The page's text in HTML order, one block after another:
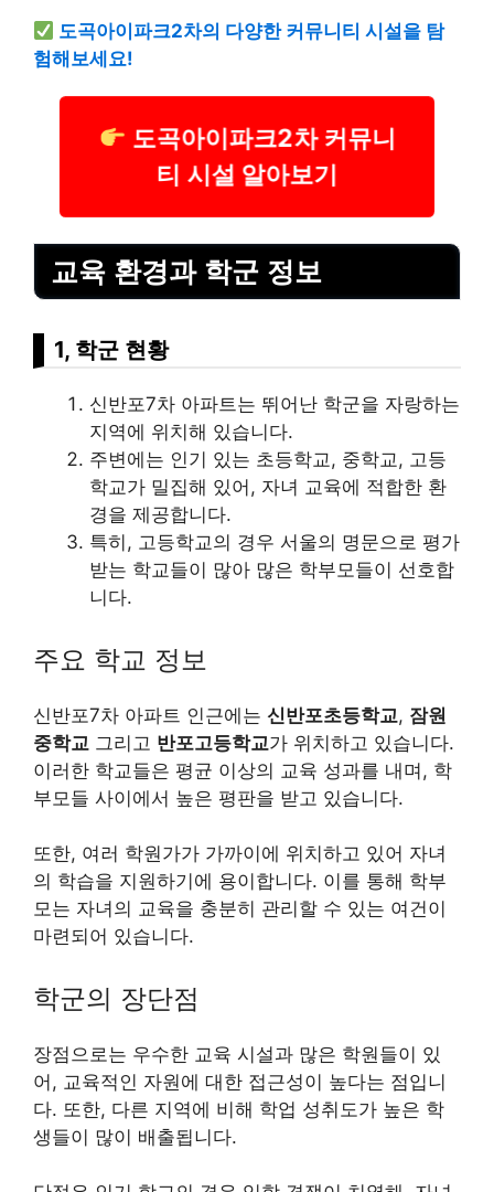
도곡아이파크2차의 다양한 커뮤니티 시설을 탐
험해보세요!
도곡아이파크2차 커뮤니
티 시설 알아보기
교육 환경과 학군 정보
1, 학군 현황
신반포7차 아파트는 뛰어난 학군을 자랑하는
지역에 위치해 있습니다.
주변에는 인기 있는 초등학교, 중학교, 고등
학교가 밀집해 있어, 자녀 교육에 적합한 환
경을 제공합니다.
특히, 고등학교의 경우 서울의 명문으로 평가
받는 학교들이 많아 많은 학부모들이 선호합
니다.
주요 학교 정보
신반포7차 아파트 인근에는 신반포초등학교, 잠원
중학교 그리고 반포고등학교가 위치하고 있습니다.
이러한 학교들은 평균 이상의 교육 성과를 내며, 학
부모들 사이에서 높은 평판을 받고 있습니다.
또한, 여러 학원가가 가까이에 위치하고 있어 자녀
의 학습을 지원하기에 용이합니다. 이를 통해 학부
모는 자녀의 교육을 충분히 관리할 수 있는 여건이
마련되어 있습니다.
학군의 장단점
장점으로는 우수한 교육 시설과 많은 학원들이 있
어, 교육적인 자원에 대한 접근성이 높다는 점입니
다. 또한, 다른 지역에 비해 학업 성취도가 높은 학
생들이 많이 배출됩니다.